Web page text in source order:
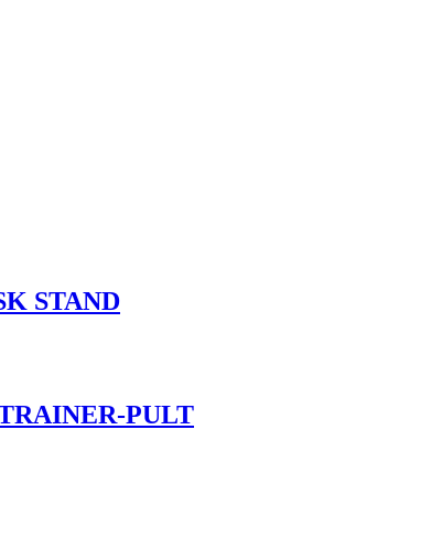
STAND
PULT